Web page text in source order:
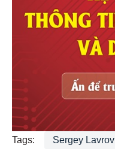
Tags: Sergey Lavrov